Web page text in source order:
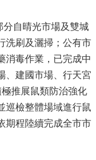
自晴光市場及雙城
洗刷及灑掃；公有市
消毒作業，已完成中
、建國市場、行天宮
推展鼠類防治強化
巡檢整體場域進行鼠
期程陸續完成全市市